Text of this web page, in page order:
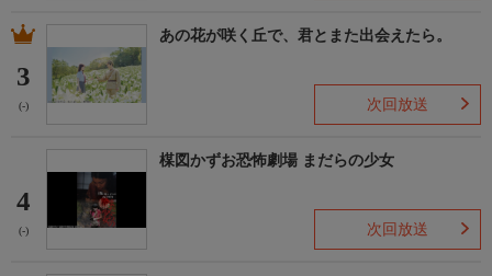
3
(-)
あの花が咲く丘で、君とまた出会えたら。
次回放送
4
(-)
楳図かずお恐怖劇場 まだらの少女
次回放送